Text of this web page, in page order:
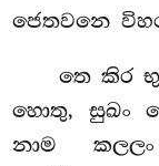
ජෙතවනෙ
තෙ කිර
හොතු, සුඛං
නාම